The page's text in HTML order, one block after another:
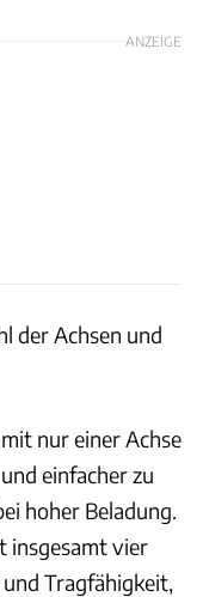
ANZEIGE
der Achsen und
nur einer Achse
einfacher zu
hoher Beladung.
insgesamt vier
Tragfähigkeit,